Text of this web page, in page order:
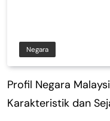
Negara
Profil Negara
Karakteristik dan